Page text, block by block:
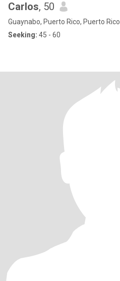
Carlos, 50
Guaynabo, Puerto Rico, Puerto Rico
Seeking: 45 - 60